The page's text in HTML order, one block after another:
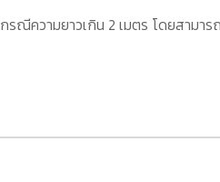
ณีความยาวเกิน 2 เมตร โดยสามา